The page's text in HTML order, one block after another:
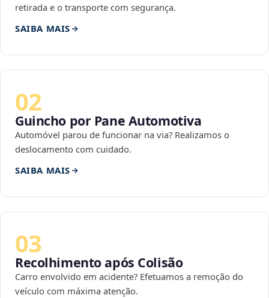
retirada e o transporte com segurança.
SAIBA MAIS
02
Guincho por Pane Automotiva
Automóvel parou de funcionar na via? Realizamos o
deslocamento com cuidado.
SAIBA MAIS
03
Recolhimento após Colisão
Carro envolvido em acidente? Efetuamos a remoção do
veículo com máxima atenção.